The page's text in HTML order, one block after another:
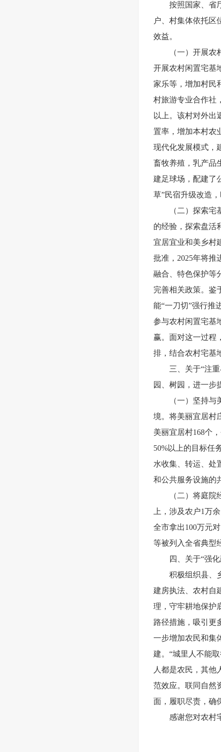
按照国家、省
户、村集体依托区
效益。
（一）开展
开展农村闲置宅基
家乐等，增加村民
村旅游专业合作社
以上。该村对外出
置率，增加本村农
现代化发展模式，
畜牧养殖，乳产品
建足球场，配建了
草”民宿升级改造
（二）探索
的经验，探索盘活
宜居宜业和美乡村
批准，2025年将推
融合、特色保护等
完善相关政策。鉴
能“一刀切”强行推
参与农村闲置宅基
赢。面对这一过程
排，结合农村宅基
三、关于“注
园、树园，进一步
（一）坚持
境。将美丽宜居村
美丽宜居村168个
50%以上的目标任
水收集、转运、处
和公共服务设施的
（二）将庭
上，涉及农户1万
全市拿出100万元
等被列入全省典型
四、关于“强
积极组织县、
建房执法、农村自
理，守牢耕地保护
路径措施，吸引更
一步增加农民和集
建。“城里人不能
人都是农民，其他
范效应。联同自然
面，履职尽责，确
感谢您对农村